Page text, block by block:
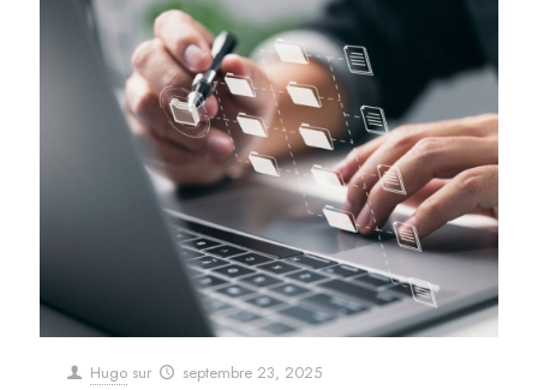
Hugo sur septembre 23, 2025